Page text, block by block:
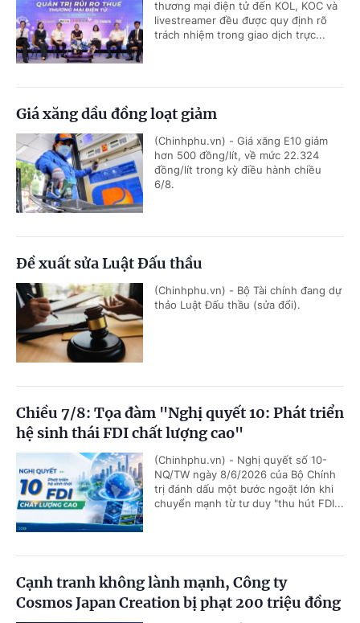
thương mại điện tử đến KOL, KOC và
livestreamer đều được quy định rõ
trách nhiệm trong giao dịch trực...
Giá xăng dầu đồng loạt giảm
(Chinhphu.vn) - Giá xăng E10 giảm
hơn 500 đồng/lít, về mức 22.324
đồng/lít trong kỳ điều hành chiều
6/8.
Đề xuất sửa Luật Đấu thầu
(Chinhphu.vn) - Bộ Tài chính đang dự
thảo Luật Đấu thầu (sửa đổi).
Chiều 7/8: Tọa đàm "Nghị quyết 10: Phát triển
hệ sinh thái FDI chất lượng cao"
(Chinhphu.vn) - Nghị quyết số 10-
NQ/TW ngày 8/6/2026 của Bộ Chính
trị đánh dấu một bước ngoặt lớn khi
chuyển mạnh từ tư duy "thu hút FDI...
Cạnh tranh không lành mạnh, Công ty
Cosmos Japan Creation bị phạt 200 triệu đồng